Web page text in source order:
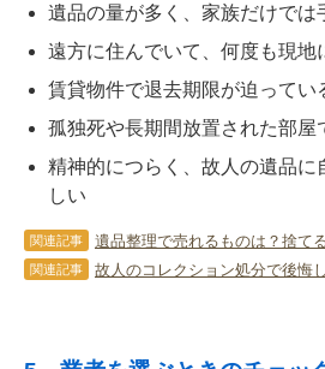
遺品の量が多く、家族だけでは
遠方に住んでいて、何度も現地
賃貸物件で退去期限が迫ってい
孤独死や長期間放置された部屋
精神的につらく、故人の遺品に
しい
関連記事
関連記事